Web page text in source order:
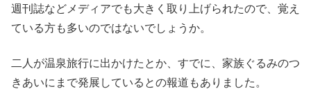
週刊誌などメディアでも大きく取り上げられたので、覚え
ている方も多いのではないでしょうか。
二人が温泉旅行に出かけたとか、すでに、家族ぐるみのつ
きあいにまで発展しているとの報道もありました。